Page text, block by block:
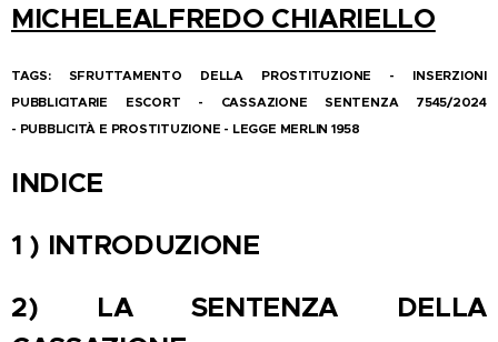
MICHELEALFREDO CHIARIELLO
TAGS: SFRUTTAMENTO DELLA PROSTITUZIONE - INSERZIONI
PUBBLICITARIE ESCORT - CASSAZIONE SENTENZA 7545/2024
- PUBBLICITÀ E PROSTITUZIONE - LEGGE MERLIN 1958
INDICE
1 ) INTRODUZIONE
2) LA SENTENZA DELLA